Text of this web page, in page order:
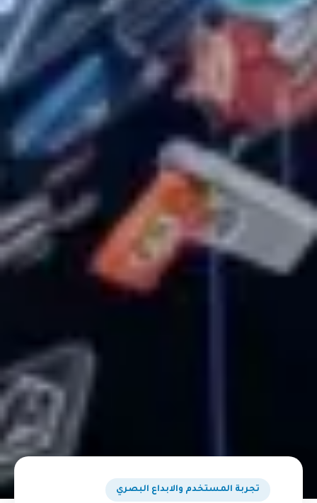
تجربة المستخدم والابداع البصري